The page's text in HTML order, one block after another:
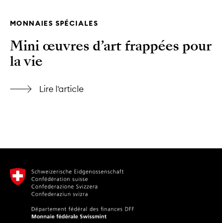
MONNAIES SPÉCIALES
Mini œuvres d’art frappées pour
la vie
Lire l'article